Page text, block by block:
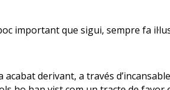
important que sigui, sempre fa
derivant, a través